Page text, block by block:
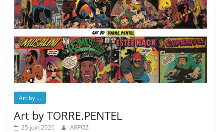
Art by ...
Art by TORRE.PENTEL
25 juin 2026 ARPOZ